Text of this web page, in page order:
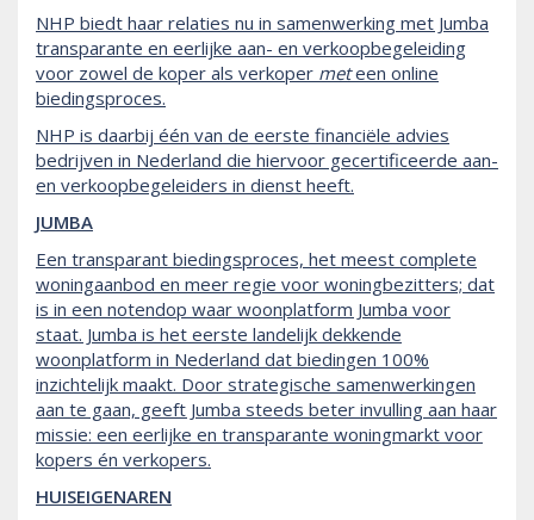
NHP biedt haar relaties nu in samenwerking met Jumba
transparante en eerlijke aan- en verkoopbegeleiding
voor zowel de koper als verkoper meteen online
biedingsproces.
NHP is daarbij één van de eerste financiële advies
bedrijven in Nederland die hiervoor gecertificeerde aan-
en verkoopbegeleiders in dienst heeft.
JUMBA
Een transparant biedingsproces, het meest complete
woningaanbod en meer regie voor woningbezitters; dat
is in een notendop waar woonplatform Jumba voor
staat. Jumba is het eerste landelijk dekkende
woonplatform in Nederland dat biedingen 100%
inzichtelijk maakt. Door strategische samenwerkingen
aan te gaan, geeft Jumba steeds beter invulling aan haar
missie: een eerlijke en transparante woningmarkt voor
kopers én verkopers.
HUISEIGENAREN